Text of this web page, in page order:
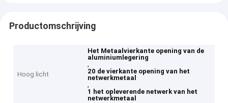
Productomschrijving
Hoog licht
Het Metaalvierkante opening van de
aluminiumlegering
,
20 de vierkante opening van het
netwerkmetaal
,
1 het opleverende netwerk van het
netwerkmetaal